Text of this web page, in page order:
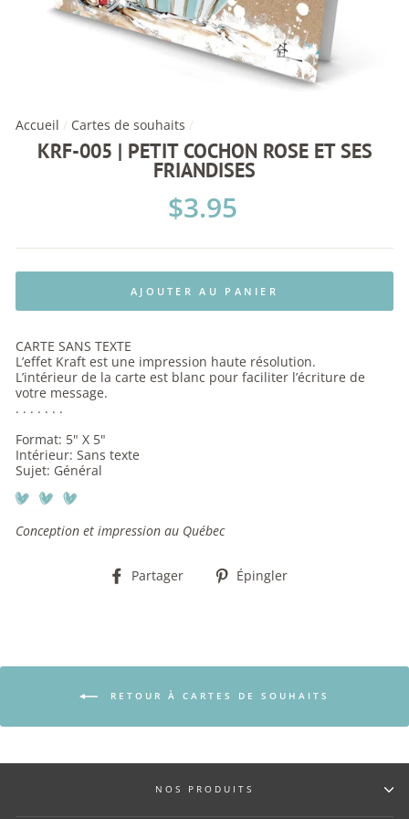
Accueil / Cartes de souhaits /
KRF-005 | PETIT COCHON ROSE ET SES
FRIANDISES
Prix
régulier
$3.95
AJOUTER AU PANIER
CARTE SANS TEXTE
L’effet Kraft est une impression haute résolution.
L’intérieur de la carte est blanc pour faciliter l’écriture de
votre message.
. . . . . . .
Format: 5" X 5"
Intérieur: Sans texte
Sujet: Général
Conception et impression au Québec
Partager
PartagerÉpingler
RETOUR À CARTES DE SOUHAITS
NOS PRODUITS